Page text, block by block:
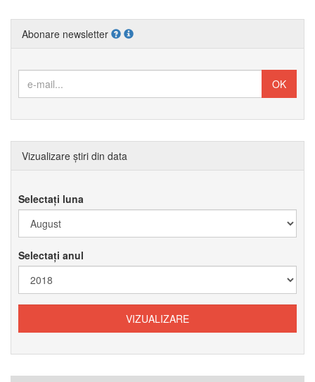
Abonare newsletter
Vizualizare știri din data
Selectați luna
Selectați anul